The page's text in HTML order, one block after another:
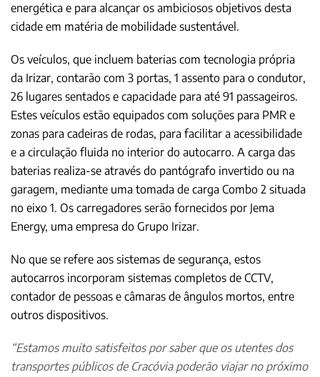
energética e para alcançar os ambiciosos objetivos desta
cidade em matéria de mobilidade sustentável.
Os veículos, que incluem baterias com tecnologia própria
da Irizar, contarão com 3 portas, 1 assento para o condutor,
26 lugares sentados e capacidade para até 91 passageiros.
Estes veículos estão equipados com soluções para PMR e
zonas para cadeiras de rodas, para facilitar a acessibilidade
e a circulação fluida no interior do autocarro. A carga das
baterias realiza-se através do pantógrafo invertido ou na
garagem, mediante uma tomada de carga Combo 2 situada
no eixo 1. Os carregadores serão fornecidos por Jema
Energy, uma empresa do Grupo Irizar.
No que se refere aos sistemas de segurança, estos
autocarros incorporam sistemas completos de CCTV,
contador de pessoas e câmaras de ângulos mortos, entre
outros dispositivos.
“Estamos muito satisfeitos por saber que os utentes dos
transportes públicos de Cracóvia poderão viajar no próximo